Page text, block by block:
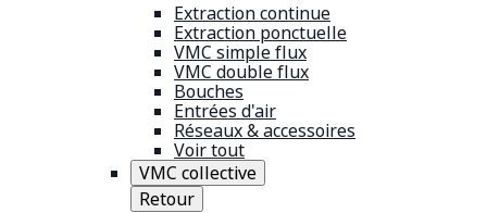
Extraction continue
Extraction ponctuelle
VMC simple flux
VMC double flux
Bouches
Entrées d'air
Réseaux & accessoires
Voir tout
VMC collective
Retour